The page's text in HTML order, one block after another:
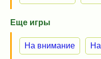
Еще игры
На внимание